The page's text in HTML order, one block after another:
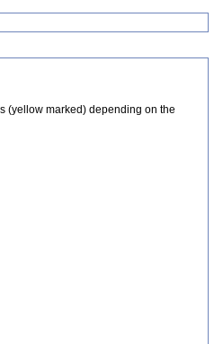
(yellow marked) depending on the